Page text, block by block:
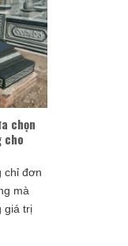
chọn
cho
chỉ đơn
mà
giá trị